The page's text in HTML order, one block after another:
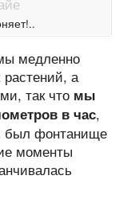
медленно
а
так что мы
в час,
был фонтанище
моменты